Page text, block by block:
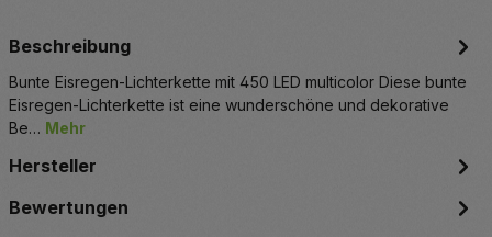
Beschreibung
Bunte Eisregen-Lichterkette mit 450 LED multicolor Diese bunte
Eisregen-Lichterkette ist eine wunderschöne und dekorative
Be… Mehr
Hersteller
Bewertungen